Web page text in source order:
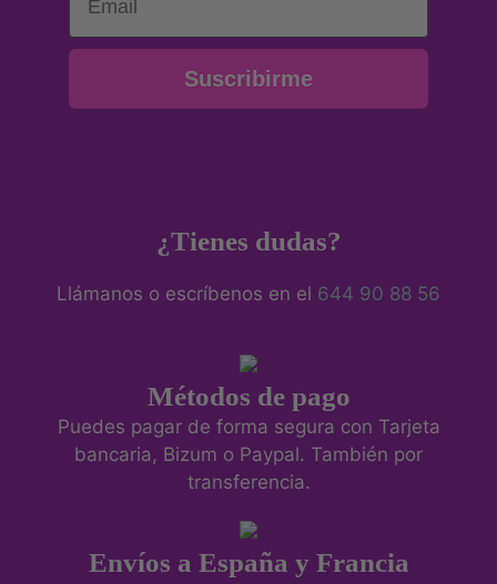
Suscribirme
¿Tienes dudas?
Llámanos o escríbenos en el 644 90 88 56
Métodos de pago
Puedes pagar de forma segura con Tarjeta
bancaria, Bizum o Paypal. También por
transferencia.
Envíos a España y Francia